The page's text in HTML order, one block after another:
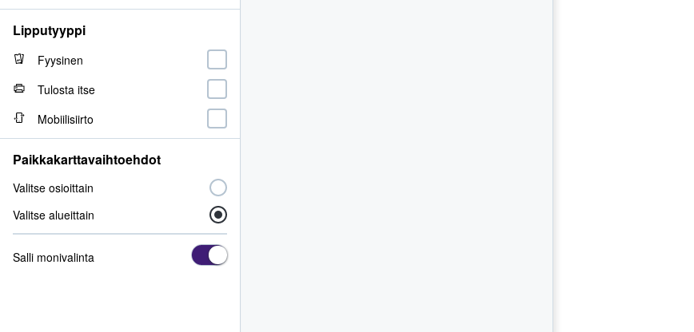
Lipputyyppi
Fyysinen
Tulosta itse
Mobiilisiirto
Paikkakarttavaihtoehdot
Valitse osioittain
Valitse alueittain
Salli monivalinta